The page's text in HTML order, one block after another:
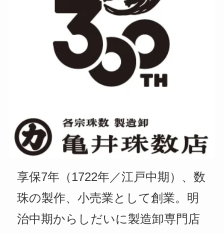
享保7年（1722年／江戸中期）、数
珠の製作、小売業として創業。明
治中期からしだいに製造卸専門店